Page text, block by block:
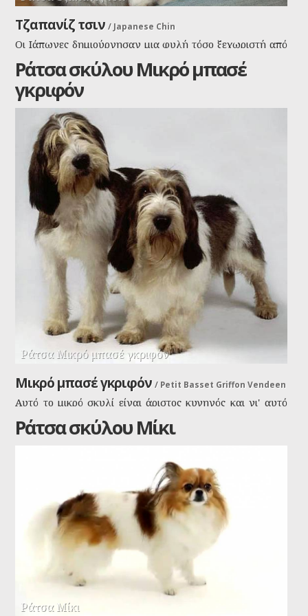
Τζαπανίζ τσιν / Japanese Chin
Οι Ιάπωνες δημιούργησαν μια φυλή τόσο ξεχωριστή από
τα άλλα σκυλιά, που στην Ιαπωνία, θεωρήθηκε σκυλί
εργασίας, βοηθός ζώων, ενώ η ιαπωνική ράτσα Chin
είναι αυστηρά για ευχάριστη συντροφιά ανθρώπων.
Ράτσα σκύλου Μικρό μπασέ
γκριφόν
Ράτσα Μικρό μπασέ γκριφόν
Μικρό μπασέ γκριφόν / Petit Basset Griffon Vendeen
Αυτό το μικρό σκυλί είναι άριστος κυνηγός και γι' αυτό
ανατράφηκε. Είναι πολύ εξωστρεφής, φιλικός και
ανεξάρτητο κυνηγόσκυλο. Παρόλα αυτά κάνει καλή
ελεύθερο για να εκτονώνει την περίσσια ενέργειά του,
αλλιώς κάνει ζημιές μέσα στο σπίτι.
Ράτσα σκύλου Μίκι
Ράτσα Μίκι